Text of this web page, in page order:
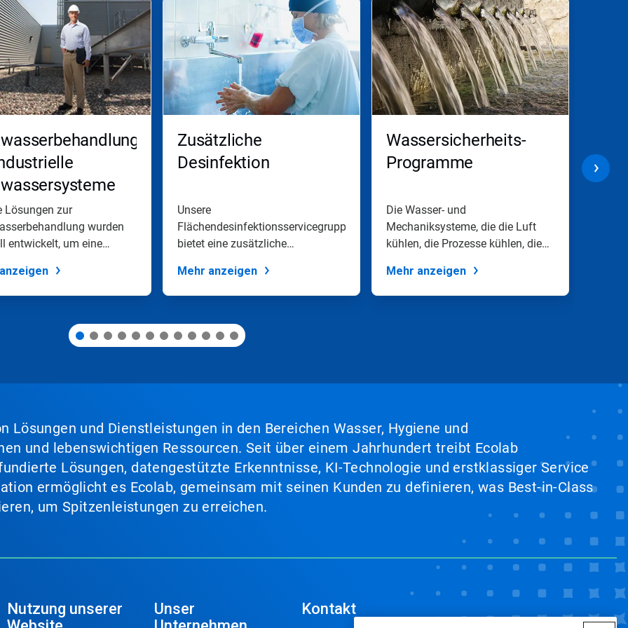
Lösungen zur
wurden
entwickelt, um eine
Zusätzliche
Desinfektion
Unsere
Flächendesinfektionsservicegruppe
bietet eine zusätzliche
Trinkwasserprog...
Mehr anzeigen
Wassersicherheits-
Programme
Die Wasser- und
Mechaniksysteme, die die Luft
kühlen, die Prozesse kühlen, die
Mehr anzeigen
und Dienstleistungen in den Bereichen Wasser, Hygiene und
und lebenswichtigen Ressourcen. Seit über einem Jahrhundert treibt Ecolab
Lösungen, datengestützte Erkenntnisse, KI-Technologie und erstklassiger Service
ermöglicht es Ecolab, gemeinsam mit seinen Kunden zu definieren, was Best-in-Class
um Spitzenleistungen zu erreichen.
Nutzung unserer
Unser
Kontakt